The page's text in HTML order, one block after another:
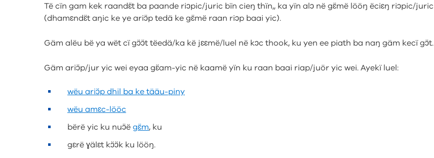
Të cïn gam kek raandɛ̈t ba paande riɔpic/juric bïn cieŋ thïn,, ka yïn alɔ në gɛ̈më lööŋ ëciɛŋ riɔpic/juric
(dhamɛndɛ̈t aŋic ke ye ariɔ̈p tedä ke gɛ̈më raan riɔp baai yic).
Gäm alëu bë ya wët cï gɔ̈ɔ̈t tëedä/ka kë jɛɛmë/luel në kɔc thook, ku yen ee piath ba naŋ gäm kecï gɔ̈t.
Gäm ariɔ̈p/jur yic wei eyaa gɛ̈am-yic në kaamë yïn ku raan baai riap/juör yic wei. Ayekï luel:
wëu ariɔ̈p dhil ba ke tääu-piny
wëu amɛc-lööc
bërë yic ku nuɔ̈ëgɛ̈m, ku
gɛrë ɣälɛt kɔ̈ɔ̈k ku lööŋ.